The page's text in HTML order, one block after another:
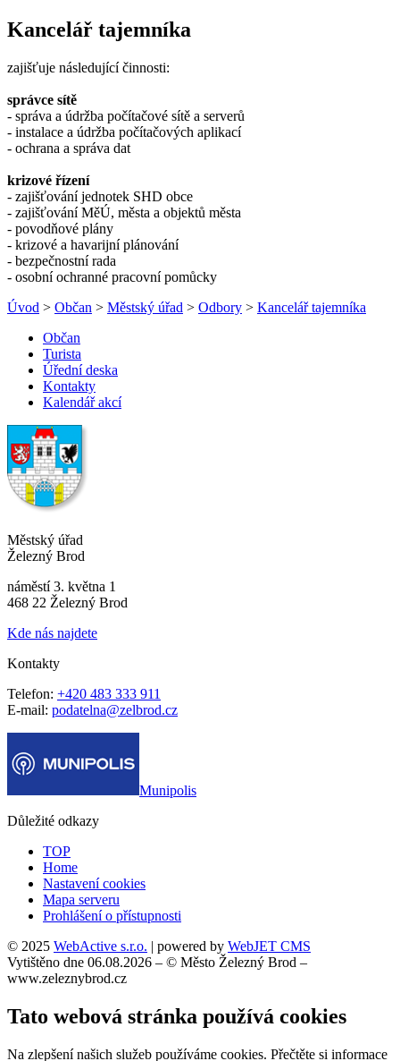
Kancelář tajemníka
zajišťuje následující činnosti:
správce sítě
- správa a údržba počítačové sítě a serverů
- instalace a údržba počítačových aplikací
- ochrana a správa dat
krizové řízení
- zajišťování jednotek SHD obce
- zajišťování MěÚ, města a objektů města
- povodňové plány
- krizové a havarijní plánování
- bezpečnostní rada
- osobní ochranné pracovní pomůcky
Úvod > Občan > Městský úřad > Odbory > Kancelář tajemníka
Občan
Turista
Úřední deska
Kontakty
Kalendář akcí
Městský úřad
Železný Brod
náměstí 3. května 1
468 22 Železný Brod
Kde nás najdete
Kontakty
Telefon: +420 483 333 911
E-mail: podatelna@zelbrod.cz
Munipolis
Důležité odkazy
TOP
Home
Nastavení cookies
Mapa serveru
Prohlášení o přístupnosti
© 2025 WebActive s.r.o. | powered by WebJET CMS
Vytištěno dne 06.08.2026 – © Město Železný Brod –
www.zeleznybrod.cz
Tato webová stránka používá cookies
Na zlepšení našich služeb používáme cookies. Přečtěte si informace